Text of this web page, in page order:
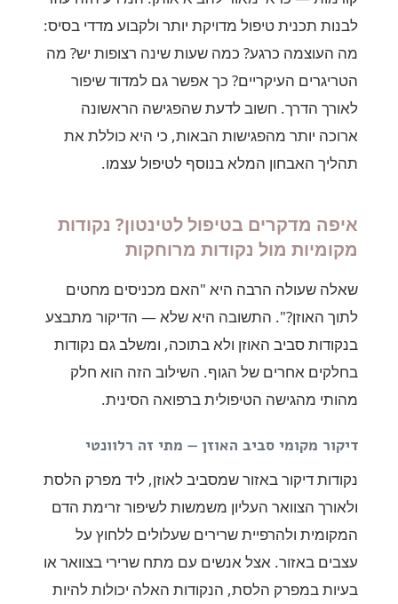
לבנות תכנית טיפול מדויקת יותר ולקבוע מדדי בסיס:
מה העוצמה כרגע? כמה שעות שינה רצופות יש? מה
הטריגרים העיקריים? כך אפשר גם למדוד שיפור
לאורך הדרך. חשוב לדעת שהפגישה הראשונה
ארוכה יותר מהפגישות הבאות, כי היא כוללת את
תהליך האבחון המלא בנוסף לטיפול עצמו.
איפה מדקרים בטיפול לטינטון? נקודות
מקומיות מול נקודות מרוחקות
שאלה שעולה הרבה היא "האם מכניסים מחטים
לתוך האוזן?". התשובה היא שלא — הדיקור מתבצע
בנקודות סביב האוזן ולא בתוכה, ומשלב גם נקודות
בחלקים אחרים של הגוף. השילוב הזה הוא חלק
מהותי מהגישה הטיפולית ברפואה הסינית.
דיקור מקומי סביב האוזן — מתי זה רלוונטי
נקודות דיקור באזור שמסביב לאוזן, ליד מפרק הלסת
ולאורך הצוואר העליון משמשות לשיפור זרימת הדם
המקומית ולהרפיית שרירים שעלולים ללחוץ על
עצבים באזור. אצל אנשים עם מתח שרירי בצוואר או
בעיות במפרק הלסת, הנקודות האלה יכולות להיות